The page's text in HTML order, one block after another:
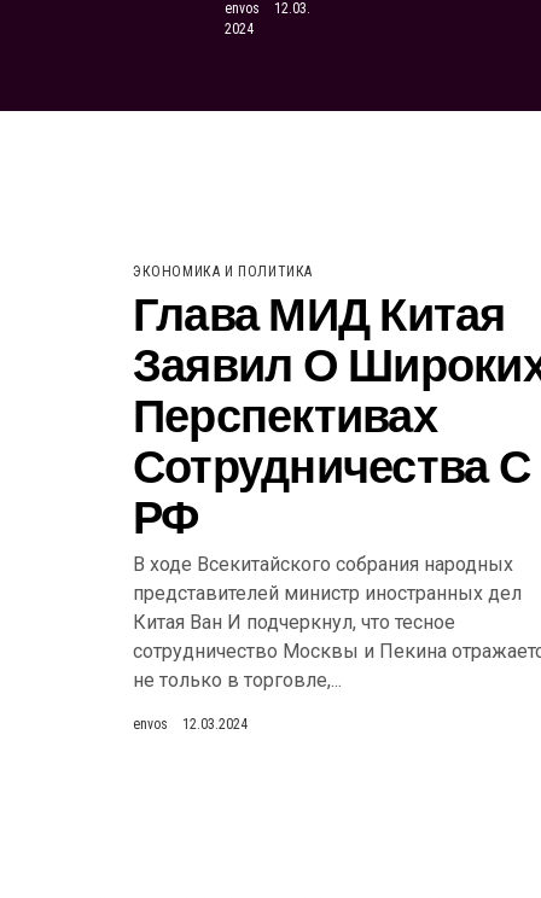
envos
12.03.
2024
ЭКОНОМИКА И ПОЛИТИКА
Глава МИД Китая
Заявил О
Перспективах
Сотрудничества С
РФ
В ходе Всекитайского собрания народных
представителей министр иностранных дел
Китая Ван И подчеркнул, что тесное
сотрудничество Москвы и Пекина
не только в торговле,...
envos 12.03.2024